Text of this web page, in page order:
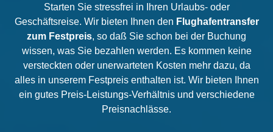
Starten Sie stressfrei in Ihren Urlaubs- oder
Geschäftsreise. Wir bieten Ihnen den Flughafentransfer
zum Festpreis, so daß Sie schon bei der Buchung
wissen, was Sie bezahlen werden. Es kommen keine
versteckten oder unerwarteten Kosten mehr dazu, da
alles in unserem Festpreis enthalten ist. Wir bieten Ihnen
ein gutes Preis-Leistungs-Verhältnis und verschiedene
Preisnachlässe.